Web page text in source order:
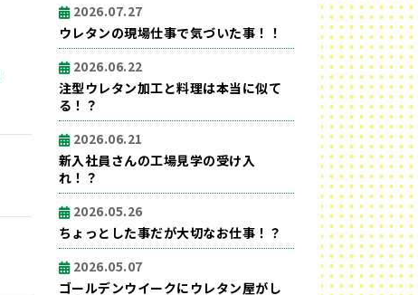
2026.07.27
ウレタンの現場仕事で気づいた事！！
2026.06.22
注型ウレタン加工と料理は本当に似て
る！？
2026.06.21
新入社員さんの工場見学の受け入
れ！？
2026.05.26
ちょっとした事だが大切なお仕事！？
2026.05.07
ゴールデンウイークにウレタン屋がし